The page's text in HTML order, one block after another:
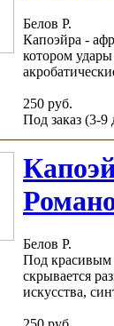
Белов Р.
Капоэйра -
котором
250 руб.
Под заказ (3-9
Белов Р.
Под красивым
скрывается
искусства,